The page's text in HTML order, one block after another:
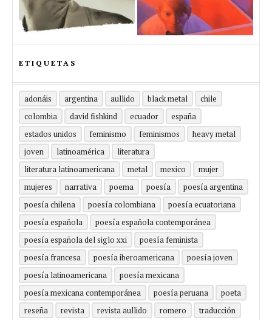
ETIQUETAS
adonáis argentina aullido black metal
chile
colombia
david fishkind ecuador
españa
estados unidos
feminismo feminismos
heavy metal
joven
latinoamérica
literatura
literatura latinoamericana
metal mexico
mujer
mujeres
narrativa poema poesía
poesía argentina
poesía chilena
poesía colombiana
poesía ecuatoriana
poesía española
poesía española contemporánea
poesía española del siglo xxi
poesía feminista
poesía francesa
poesía iberoamericana
poesía joven
poesía latinoamericana
poesía mexicana
poesía mexicana contemporánea
poesía peruana
poeta
reseña
revista revista aullido romero traducción